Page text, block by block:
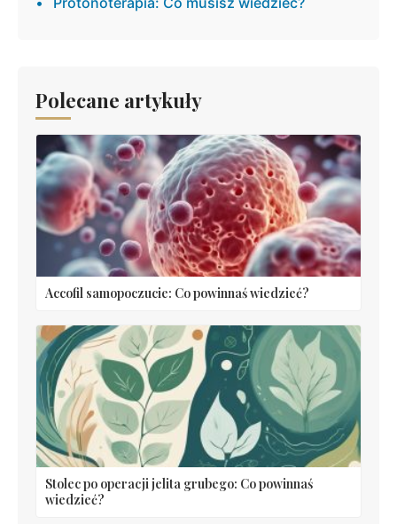
Polecane artykuły
Accofil samopoczucie: Co powinnaś wiedzieć?
Stolec po operacji jelita grubego: Co powinnaś
wiedzieć?